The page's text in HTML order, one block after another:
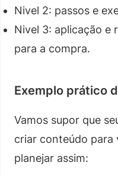
Nivel 2: passos e
Nivel 3: aplicação e
para a compra.
Exemplo prático
Vamos supor que
criar conteúdo para
planejar assim: